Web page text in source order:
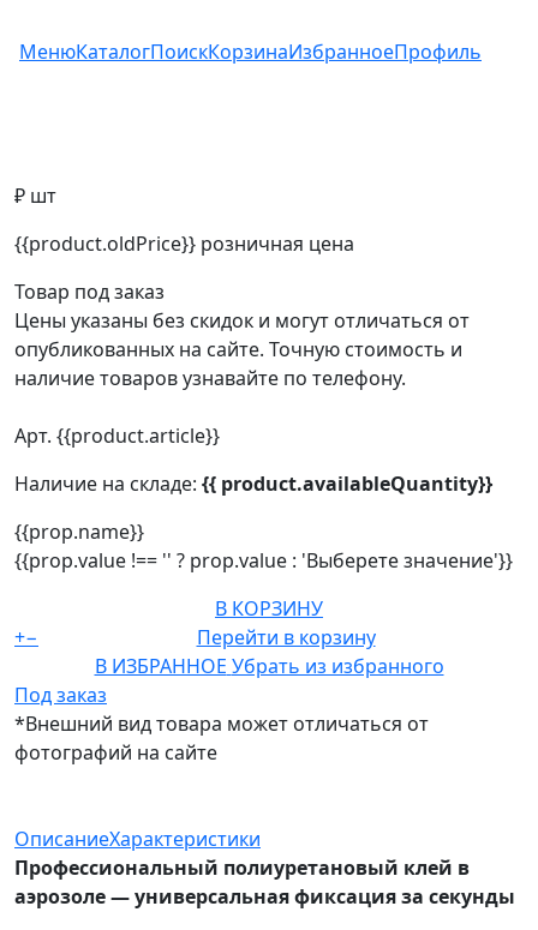
МенюКаталогПоискКорзинаИзбранноеПрофиль
₽ шт
{{product.oldPrice}} розничная цена
Товар под заказ
Цены указаны без скидок и могут отличаться от
опубликованных на сайте. Точную стоимость и
наличие товаров узнавайте по телефону.
Арт. {{product.article}}
Наличие на складе: {{ product.availableQuantity}}
{{prop.name}}
{{prop.value !== '' ? prop.value : 'Выберете значение'}}
В КОРЗИНУ
+−
Перейти в корзину
В ИЗБРАННОЕ Убрать из избранного
Под заказ
*Внешний вид товара может отличаться от
фотографий на сайте
ОписаниеХарактеристики
Профессиональный полиуретановый клей в
аэрозоле — универсальная фиксация за секунды